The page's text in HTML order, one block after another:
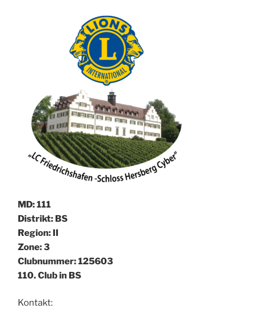
MD: 111
Distrikt: BS
Region: II
Zone: 3
Clubnummer: 125603
110. Club in BS
Kontakt: